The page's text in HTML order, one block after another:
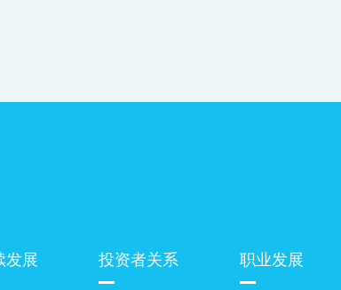
发展 投资者关系 职业发展